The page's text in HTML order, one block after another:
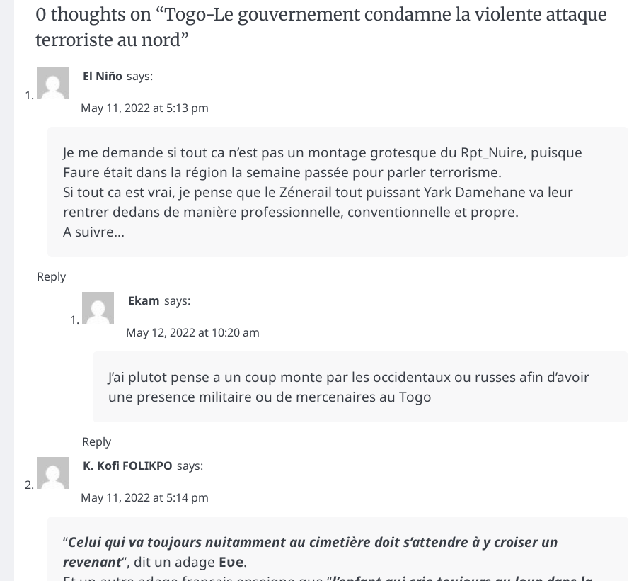
0 thoughts on “Togo-Le gouvernement condamne la violente attaque
terroriste au nord”
El Niño says:
May 11, 2022 at 5:13 pm
Je me demande si tout ca n’est pas un montage grotesque du Rpt_Nuire, puisque
Faure était dans la région la semaine passée pour parler terrorisme.
Si tout ca est vrai, je pense que le Zénerail tout puissant Yark Damehane va leur
rentrer dedans de manière professionnelle, conventionnelle et propre.
A suivre…
Reply
Ekam says:
May 12, 2022 at 10:20 am
J’ai plutot pense a un coup monte par les occidentaux ou russes afin d’avoir
une presence militaire ou de mercenaires au Togo
Reply
K. Kofi FOLIKPO says:
May 11, 2022 at 5:14 pm
“Celui qui va toujours nuitamment au cimetière doit s’attendre à y croiser un
revenant“, dit un adage Eʋe.